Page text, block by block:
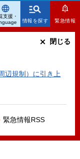
情報を探す 緊急情報
辺規制）に引き上
緊急情報RSS
閉じる
支援・